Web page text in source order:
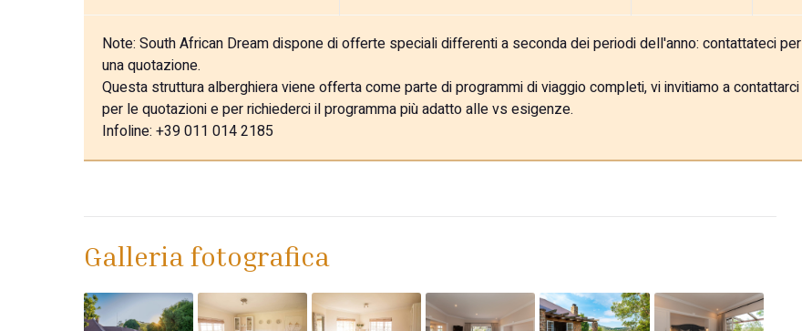
Note: South African Dream dispone di offerte speciali differenti a seconda dei periodi dell'anno: contattateci per
una quotazione.
Questa struttura alberghiera viene offerta come parte di programmi di viaggio completi, vi invitiamo a contattarci
per le quotazioni e per richiederci il programma più adatto alle vs esigenze.
Infoline: +39 011 014 2185
Galleria fotografica